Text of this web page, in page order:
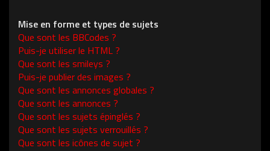
Mise en forme et types de sujets
Que sont les BBCodes ?
Puis-je utiliser le HTML ?
Que sont les smileys ?
Puis-je publier des images ?
Que sont les annonces globales ?
Que sont les annonces ?
Que sont les sujets épinglés ?
Que sont les sujets verrouillés ?
Que sont les icônes de sujet ?